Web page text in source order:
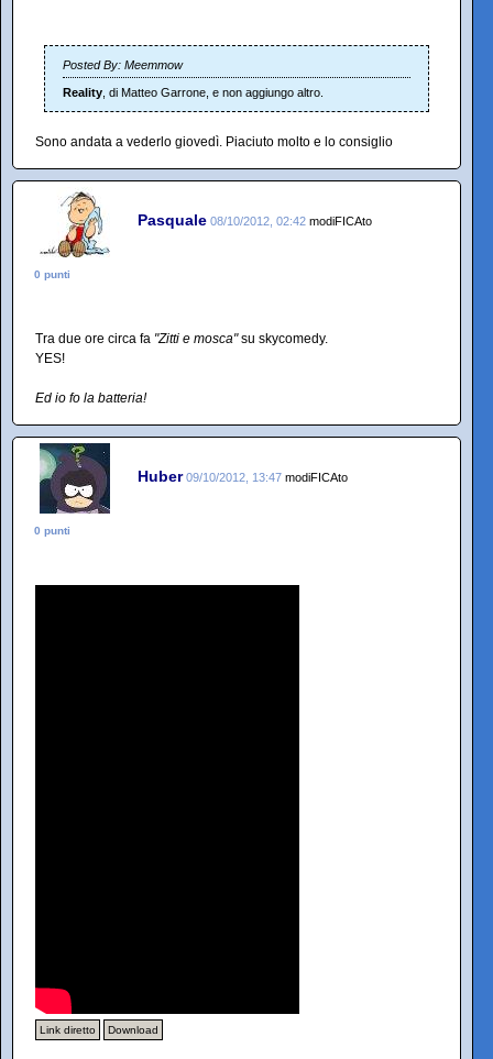
Posted By: Meemmow
Reality , di Matteo Garrone, e non aggiungo altro.
Sono andata a vederlo giovedì. Piaciuto molto e lo consiglio
Pasquale 08/10/2012, 02:42 modiFICAto
0 punti
Tra due ore circa fa "Zitti e mosca"su skycomedy.
YES!
Ed io fo la batteria!
Huber 09/10/2012, 13:47 modiFICAto
0 punti
Link diretto Download